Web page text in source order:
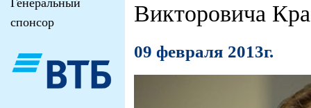
Викторовича
09 февраля 2013г.
Генеральный
спонсор